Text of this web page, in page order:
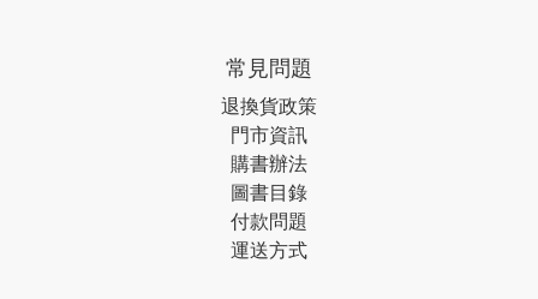
常見問題
退換貨政策
門市資訊
購書辦法
圖書目錄
付款問題
運送方式